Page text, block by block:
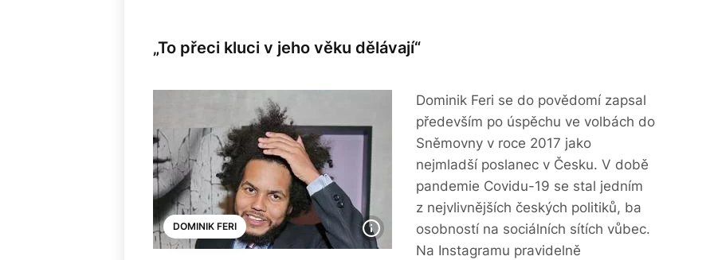
„To přeci kluci v jeho věku dělávají“
DOMINIK FERI
Dominik Feri se do povědomí zapsal
především po úspěchu ve volbách do
Sněmovny v roce 2017 jako
nejmladší poslanec v Česku. V době
pandemie Covidu-19 se stal jedním
z nejvlivnějších českých politiků, ba
osobností na sociálních sítích vůbec.
Na Instagramu pravidelně